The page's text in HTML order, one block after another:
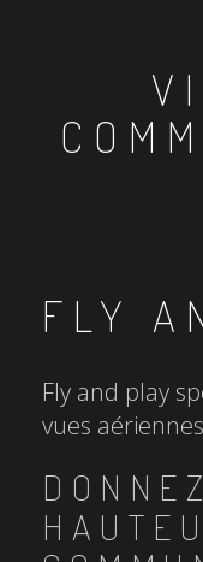
FLY
Fly and play
vues